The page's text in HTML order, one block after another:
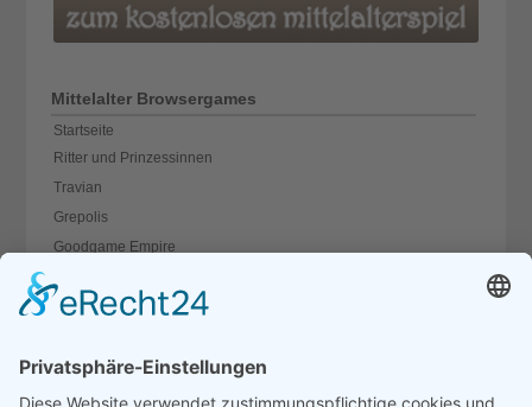
Mittelalter Browsergames
Startseite
Ritter und Prinzessinnen
Travian
Grepolis
Goodgame Empire
Gondal World
Kultan
War of Titans